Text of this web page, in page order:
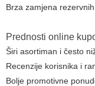
Brza zamjena rezervnih
Prednosti online
Širi asortiman i često
Recenzije korisnika i
Bolje promotivne